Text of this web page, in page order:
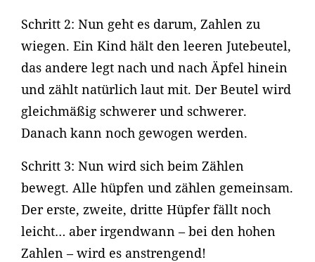
Schritt 2: Nun geht es darum, Zahlen zu
wiegen. Ein Kind hält den leeren Jutebeutel,
das andere legt nach und nach Äpfel hinein
und zählt natürlich laut mit. Der Beutel wird
gleichmäßig schwerer und schwerer.
Danach kann noch gewogen werden.
Schritt 3: Nun wird sich beim Zählen
bewegt. Alle hüpfen und zählen gemeinsam.
Der erste, zweite, dritte Hüpfer fällt noch
leicht… aber irgendwann – bei den hohen
Zahlen – wird es anstrengend!